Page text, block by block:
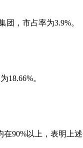
，市占率为3.9%。
18.66%。
在90%以上，表明